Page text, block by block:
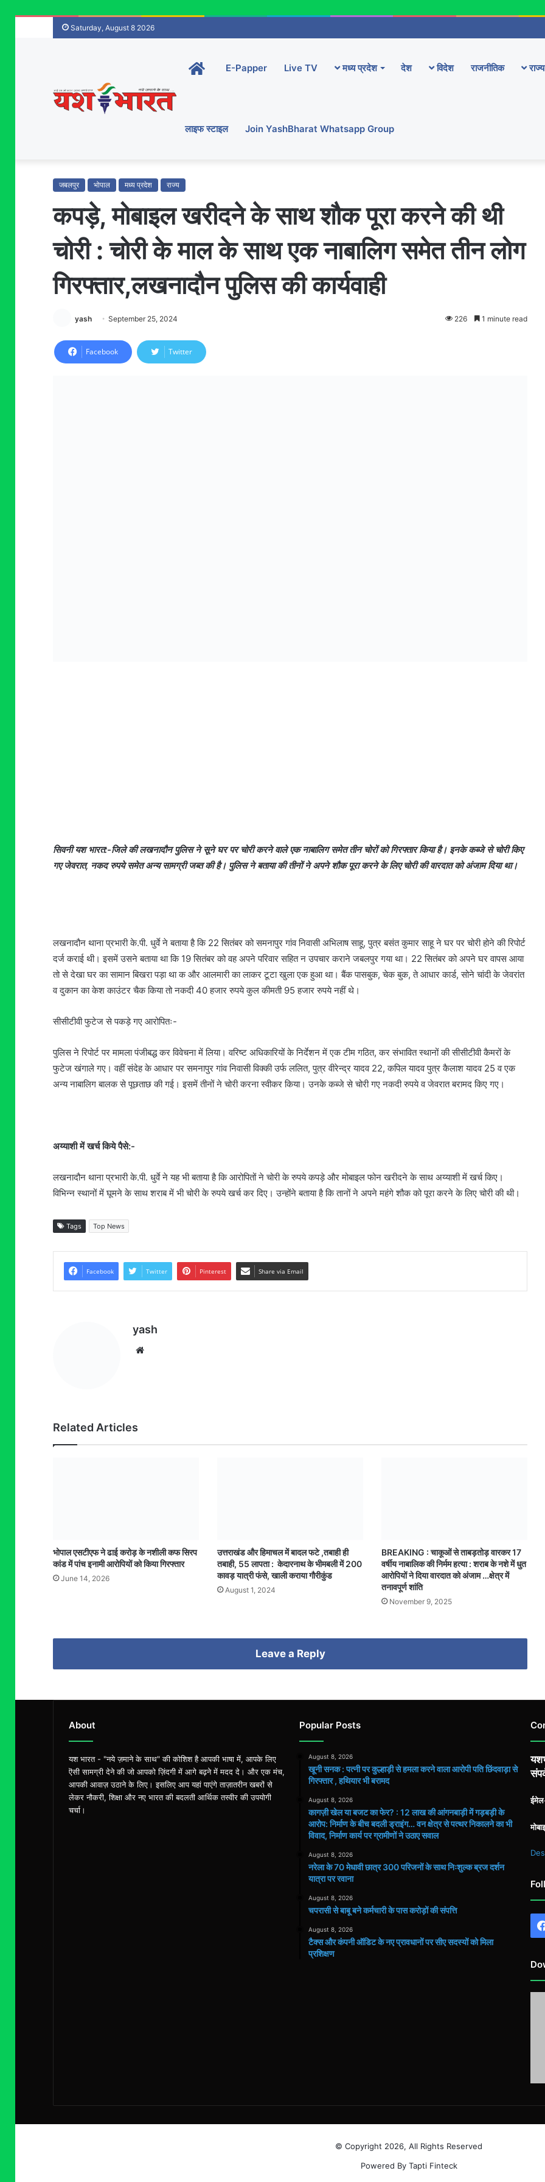
Saturday, August 8 2026
Home-
main
E-Papper Live TV मध्य प्रदेश देश विदेश राजनीतिक राज्य
लाइफ स्टाइल Join YashBharat Whatsapp Group
जबलपुर भोपाल मध्य प्रदेश राज्य
कपड़े, मोबाइल खरीदने के साथ शौक पूरा करने की थी
चोरी : चोरी के माल के साथ एक नाबालिग समेत तीन लोग
गिरफ्तार,लखनादौन पुलिस की कार्यवाही
yash September 25, 2024 226 1 minute read
Facebook Twitter
सिवनी यश भारत:-जिले की लखनादौन पुलिस ने सूने घर पर चोरी करने वाले एक नाबालिग समेत तीन चोरों को गिरफ्तार किया है। इनके कब्जे से चोरी किए
गए जेवरात, नकद रुपये समेत अन्य सामग्री जब्त की है। पुलिस ने बताया की तीनों ने अपने शौक पूरा करने के लिए चोरी की वारदात को अंजाम दिया था।
लखनादौन थाना प्रभारी के.पी. धुर्वे ने बताया है कि 22 सितंबर को समनापुर गांव निवासी अभिलाष साहू, पुत्र बसंत कुमार साहू ने घर पर चोरी होने की रिपोर्ट
दर्ज कराई थी। इसमें उसने बताया था कि 19 सितंबर को वह अपने परिवार सहित न उपचार कराने जबलपुर गया था। 22 सितंबर को अपने घर वापस आया
तो से देखा घर का सामान बिखरा पड़ा था क और आलमारी का लाकर टूटा खुला एक हुआ था। बैंक पासबुक, चेक बुक, ते आधार कार्ड, सोने चांदी के जेवरांत
व दुकान का केश काउंटर चैक किया तो नकदी 40 हजार रुपये कुल कीमती 95 हजार रुपये नहीं थे।
सीसीटीवी फुटेज से पकड़े गए आरोपितः-
पुलिस ने रिपोर्ट पर मामला पंजीबद्ध कर विवेचना में लिया। वरिष्ट अधिकारियों के निर्देशन में एक टीम गठित, कर संभावित स्थानों की सीसीटीवी कैमरों के
फुटेज खंगाले गए। वहीं संदेह के आधार पर समनापुर गांव निवासी विक्की उर्फ ललित, पुत्र वीरेन्द्र यादव 22, कपिल यादव पुत्र कैलाश यादव 25 व एक
अन्य नाबालिग बालक से पूछताछ की गई। इसमें तीनों ने चोरी करना स्वीकर किया। उनके कब्जे से चोरी गए नकदी रुपये व जेवरात बरामद किए गए।
अय्याशी में खर्च किये पैसे:-
लखनादौन थाना प्रभारी के.पी. धुर्वे ने यह भी बताया है कि आरोपितों ने चोरी के रुपये कपड़े और मोबाइल फोन खरीदने के साथ अय्याशी में खर्च किए।
विभिन्न स्थानों में घूमने के साथ शराब में भी चोरी के रुपये खर्च कर दिए। उन्होंने बताया है कि तानों ने अपने महंगे शौक को पूरा करने के लिए चोरी की थी।
Tags Top News
Facebook Twitter Pinterest Share via Email
yash
Website
Related Articles
भोपाल एसटीएफ ने ढाई करोड़ के नशीली कफ सिरप
कांड में पांच इनामी आरोपियों को किया गिरफ्तार
June 14, 2026
उत्तराखंड और हिमाचल में बादल फटे ,तबाही ही
तबाही, 55 लापता : केदारनाथ के भीमबली में 200
कावड़ यात्री फंसे, खाली कराया गौरीकुंड
August 1, 2024
BREAKING : चाकूओं से ताबड़तोड़ वारकर 17
वर्षीय नाबालिक की निर्मम हत्या : शराब के नशे में धुत
आरोपियों ने दिया वारदात को अंजाम …क्षेत्र में
तनावपूर्ण शांति
November 9, 2025
Leave a Reply
About
यश भारत - "नये ज़माने के साथ" की कोशिश है आपकी भाषा में, आपके लिए
ऎसी सामग्री देने की जो आपको ज़िंदगी में आगे बढ़ने में मदद दे। और एक मंच,
आपकी आवाज़ उठाने के लिए। इसलिए आप यहां पाएंगे ताज़ातरीन खबरों से
लेकर नौकरी, शिक्षा और नए भारत की बदलती आर्थिक तस्वीर की उपयोगी
चर्चा।
Popular Posts
August 8, 2026
खूनी सनक : पत्नी पर कुल्हाड़ी से हमला करने वाला आरोपी पति छिंदवाड़ा से
गिरफ्तार , हथियार भी बरामद
August 8, 2026
कागज़ी खेल या बजट का फेर? : 12 लाख की आंगनबाड़ी में गड़बड़ी के
आरोप: निर्माण के बीच बदली ड्राइंग… वन क्षेत्र से पत्थर निकालने का भी
विवाद, निर्माण कार्य पर ग्रामीणों ने उठाए सवाल
August 8, 2026
नरेला के 70 मेधावी छात्र 300 परिजनों के साथ निःशुल्क ब्रज दर्शन
यात्रा पर रवाना
August 8, 2026
चपरासी से बाबू बने कर्मचारी के पास करोड़ों की संपत्ति
August 8, 2026
टैक्स और कंपनी ऑडिट के नए प्रावधानों पर सीए सदस्यों को मिला
प्रशिक्षण
© Copyright 2026, All Rights Reserved
Powered By Tapti Finteck